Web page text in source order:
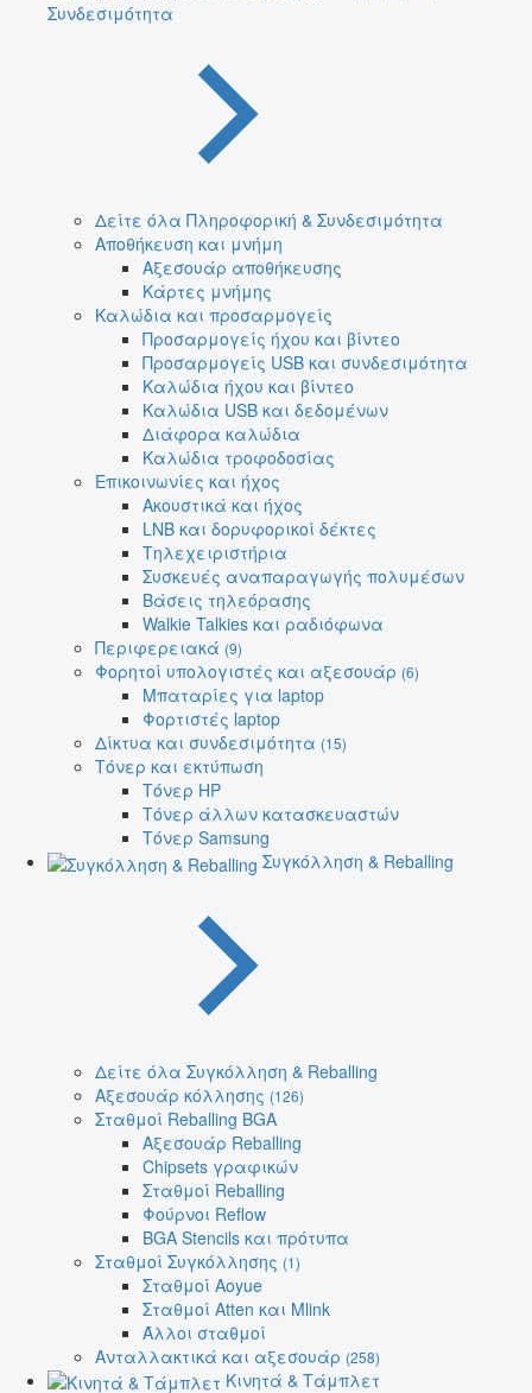
Συνδεσιμότητα
Δείτε όλα Πληροφορική & Συνδεσιμότητα
Αποθήκευση και μνήμη
Αξεσουάρ αποθήκευσης
Κάρτες μνήμης
Καλώδια και προσαρμογείς
Προσαρμογείς ήχου και βίντεο
Προσαρμογείς USB και συνδεσιμότητα
Καλώδια ήχου και βίντεο
Καλώδια USB και δεδομένων
Διάφορα καλώδια
Καλώδια τροφοδοσίας
Επικοινωνίες και ήχος
Ακουστικά και ήχος
LNB και δορυφορικοί δέκτες
Τηλεχειριστήρια
Συσκευές αναπαραγωγής πολυμέσων
Βάσεις τηλεόρασης
Walkie Talkies και ραδιόφωνα
Περιφερειακά (9)
Φορητοί υπολογιστές και αξεσουάρ (6)
Μπαταρίες για laptop
Φορτιστές laptop
Δίκτυα και συνδεσιμότητα (15)
Τόνερ και εκτύπωση
Τόνερ HP
Τόνερ άλλων κατασκευαστών
Τόνερ Samsung
Συγκόλληση & Reballing
Δείτε όλα Συγκόλληση & Reballing
Αξεσουάρ κόλλησης (126)
Σταθμοί Reballing BGA
Αξεσουάρ Reballing
Chipsets γραφικών
Σταθμοί Reballing
Φούρνοι Reflow
BGA Stencils και πρότυπα
Σταθμοί Συγκόλλησης (1)
Σταθμοί Aoyue
Σταθμοί Atten και Mlink
Άλλοι σταθμοί
Ανταλλακτικά και αξεσουάρ (258)
Κινητά & Τάμπλετ